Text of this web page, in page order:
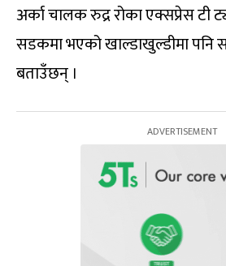
अर्का चालक रुद्र रोका एक्सप्रेस टी
सडकमा भएको खाल्डाखुल्डीमा
बताउँछन् ।